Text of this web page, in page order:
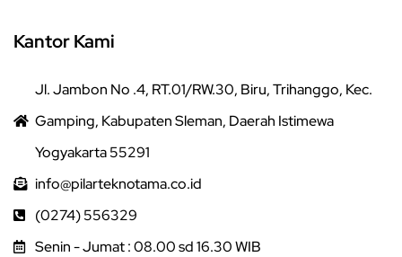
Kantor Kami
Jl. Jambon No .4, RT.01/RW.30, Biru, Trihanggo, Kec.
Gamping, Kabupaten Sleman, Daerah Istimewa
Yogyakarta 55291
info@pilarteknotama.co.id
(0274) 556329
Senin - Jumat : 08.00 sd 16.30 WIB